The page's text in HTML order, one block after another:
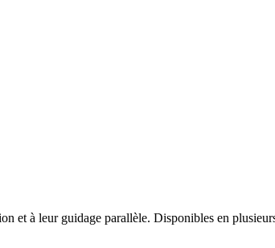
et à leur guidage parallèle. Disponibles en